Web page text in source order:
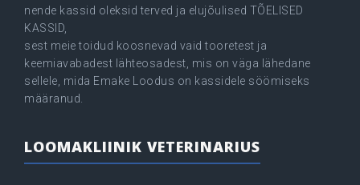
nende kassid oleksid terved ja elujõulised TÕELISED
KASSID,
sest meie toidud koosnevad vaid tooretest ja
keemiavabadest lähteosadest, mis on väga lähedane
sellele, mida Emake Loodus on kassidele söömiseks
määranud.
LOOMAKLIINIK VETERINARIUS